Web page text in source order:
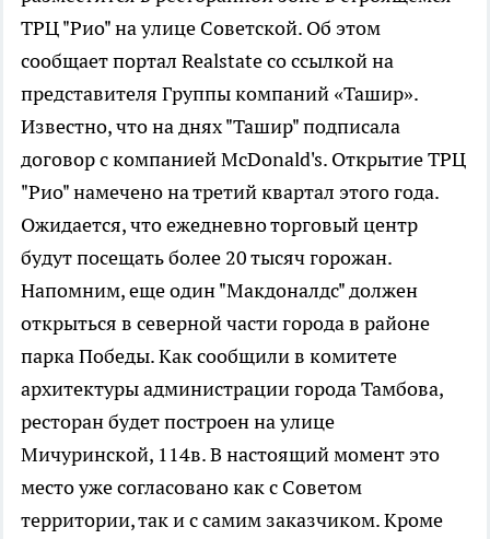
ТРЦ "Рио" на улице Советской. Об этом
сообщает портал Realstate со ссылкой на
представителя Группы компаний «Ташир».
Известно, что на днях "Ташир" подписала
договор с компанией McDonald's. Открытие ТРЦ
"Рио" намечено на третий квартал этого года.
Ожидается, что ежедневно торговый центр
будут посещать более 20 тысяч горожан.
Напомним, еще один "Макдоналдс" должен
открыться в северной части города в районе
парка Победы. Как сообщили в комитете
архитектуры администрации города Тамбова,
ресторан будет построен на улице
Мичуринской, 114в. В настоящий момент это
место уже согласовано как с Советом
территории, так и с самим заказчиком. Кроме